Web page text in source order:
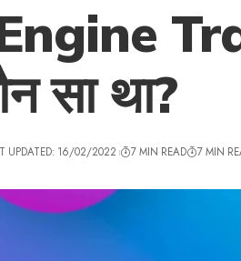
सा था?
UPDATED: 16/02/2022 7 MIN READ 7 MIN